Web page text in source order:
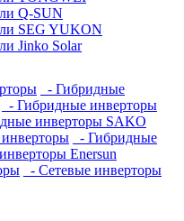
Q-SUN
SEG YUKON
Jinko Solar
- Гибридные
- Гибридные инверторы
инверторы SAKO
- Гибридные
Enersun
- Сетевые инверторы